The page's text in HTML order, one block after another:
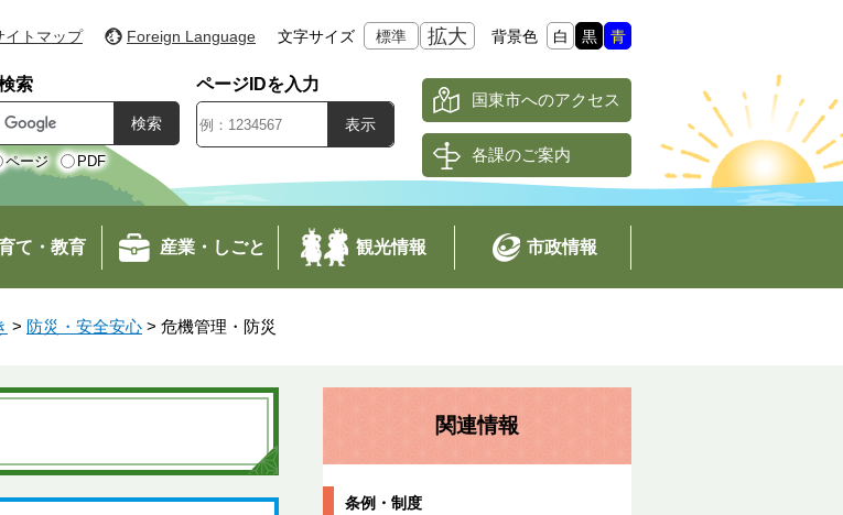
イトマップ Foreign Language 文字サイズ 標準 拡大 背景色 白 黒 青
索
ページ PDF
ページIDを入力
国東市へのアクセス
各課のご案内
て・教育 産業・しごと 観光情報 市政情報
> 防災・安全安心 > 危機管理・防災
関連情報
条例・制度